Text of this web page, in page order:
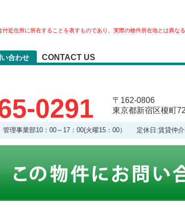
近住所に所在することを表すものであり、実際の物件所在地とは異なる
合わせ CONTACT US
0291
〒162-0806
東京都新宿区榎町
管理事業部10：00～17：00(火曜15：00） 定休日:賃貸